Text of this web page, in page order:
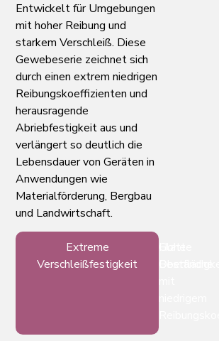
Entwickelt für Umgebungen
mit hoher Reibung und
starkem Verschleiß. Diese
Gewebeserie zeichnet sich
durch einen extrem niedrigen
Reibungskoeffizienten und
herausragende
Abriebfestigkeit aus und
verlängert so deutlich die
Lebensdauer von Geräten in
Anwendungen wie
Materialförderung, Bergbau
und Landwirtschaft.
Extreme
Verschleißfestigkeit